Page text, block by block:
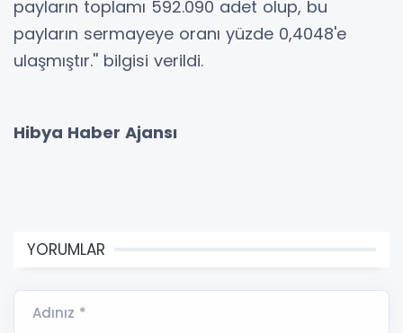
Kamuyu Aydınlatma Platformuna (KAP)
Borsa İstanbul'da pay başına 55,20 TL – 55,39
payların sermayeye oranı yüzde 0,4048'e
ulaşmıştır.'' bilgisi verildi.